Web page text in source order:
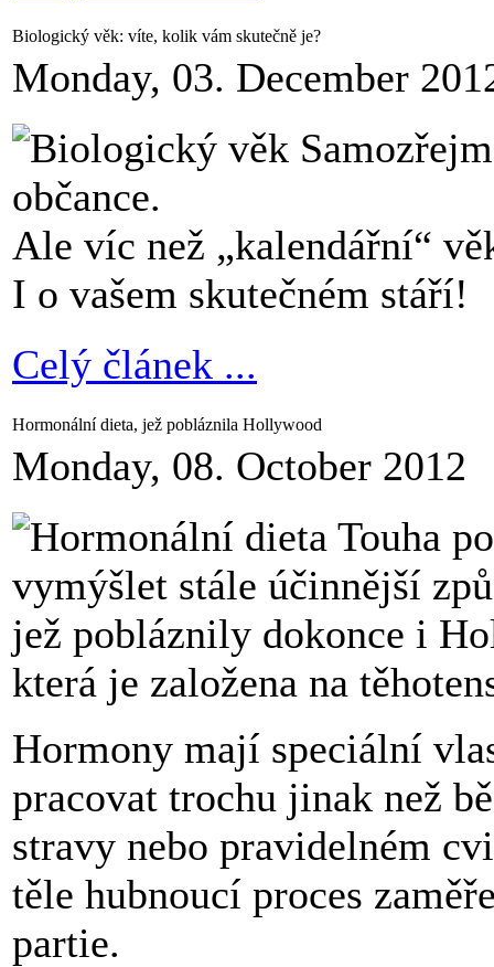
Biologický věk: víte, kolik vám skutečně je?
Monday, 03. December
občance.
Ale víc než „kalendářní“
I o vašem skutečném stáří!
Celý článek ...
Hormonální dieta, jež pobláznila Hollywood
Monday, 08. October 2012
Touha
vymýšlet stále účinnější
jež pobláznily dokonce i
která je založena na
Hormony mají speciální
pracovat trochu jinak než
stravy nebo pravidelném
těle hubnoucí proces
partie.